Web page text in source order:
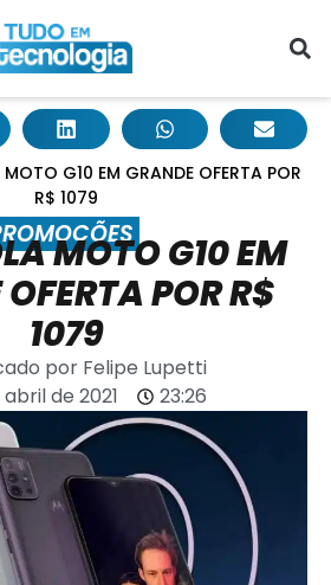
G10 EM GRANDE OFERTA POR
R$ 1079
MOTO G10 EM
POR R$
1079
porFelipe Lupetti
de 2021
23:26